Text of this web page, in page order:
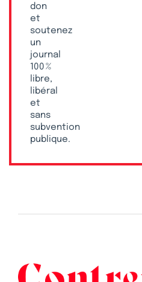
don
et
soutenez
un
journal
100 %
libre,
libéral
et
sans
subvention
publique.